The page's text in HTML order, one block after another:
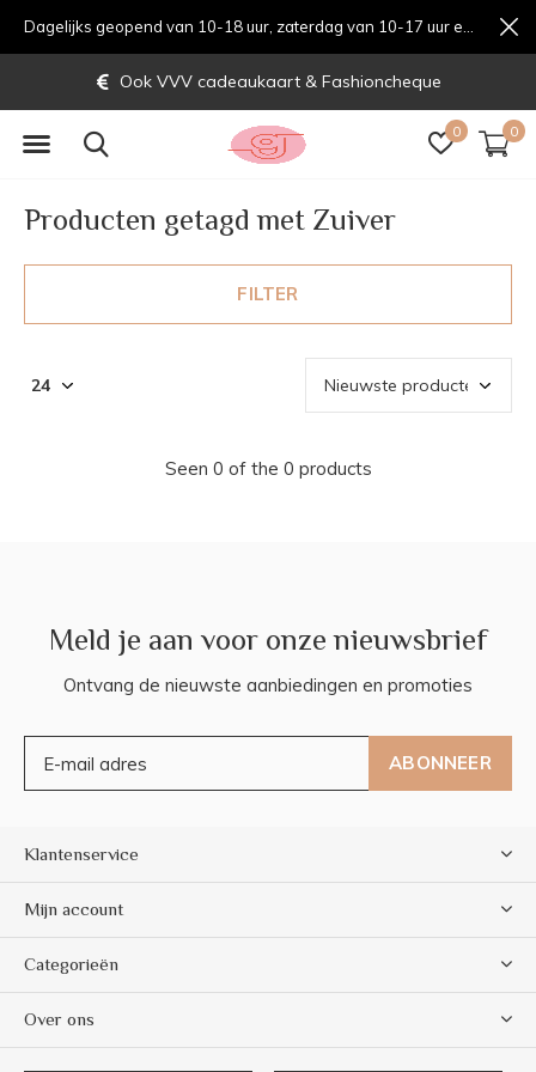
0 0
Ook VVV cadeaukaart & Fashioncheque
Producten getagd met Zuiver
FILTER
Seen 0 of the 0 products
Meld je aan voor onze nieuwsbrief
Ontvang de nieuwste aanbiedingen en promoties
ABONNEER
Klantenservice
Mijn account
Categorieën
Over ons